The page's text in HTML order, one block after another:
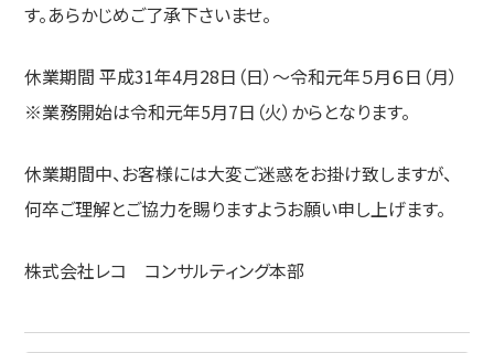
す。あらかじめご了承下さいませ。
休業期間 平成31年4月28日（日）～令和元年５月６日（月）
※業務開始は令和元年5月7日（火）からとなります。
休業期間中、お客様には大変ご迷惑をお掛け致しますが、
何卒ご理解とご協力を賜りますようお願い申し上げます。
株式会社レコ コンサルティング本部